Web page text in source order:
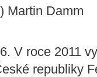
Martin Damm
V roce 2011
republiky